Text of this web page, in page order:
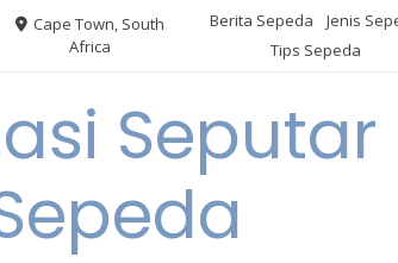
Cape Town, South
Africa
Berita Sepeda
Jenis
Tips Sepeda
Seputar